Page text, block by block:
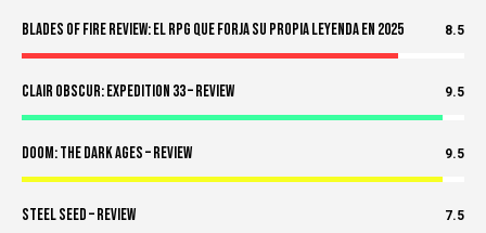
Blades of Fire Review: El RPG Que Forja Su Propia Leyenda en 2025 8.5
Clair Obscur: Expedition 33 – Review 9.5
Doom: The Dark Ages – Review 9.5
Steel Seed – Review 7.5